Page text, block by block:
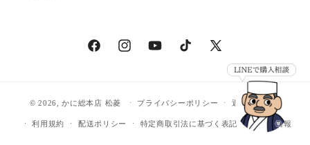
FacebookInstagramYouTubeTikTok
X
(Twitter)
© 2026,かに総本店 松菱 プライバシーポリシー 返金ポリシー
利用規約 配送ポリシー 特定商取引法に基づく表記 連絡先情報